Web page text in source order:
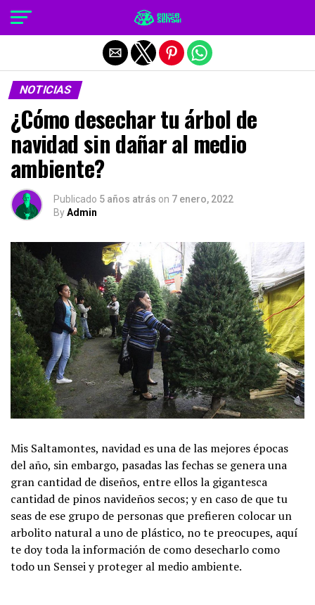
NOTICIAS
¿Cómo desechar tu árbol de
navidad sin dañar al medio
ambiente?
Publicado 5 años atrás on 7 enero, 2022
ByAdmin
Mis Saltamontes, navidad es una de las mejores épocas
del año, sin embargo, pasadas las fechas se genera una
gran cantidad de diseños, entre ellos la gigantesca
cantidad de pinos navideños secos; y en caso de que tu
seas de ese grupo de personas que prefieren colocar un
arbolito natural a uno de plástico, no te preocupes, aquí
te doy toda la información de como desecharlo como
todo un Sensei y proteger al medio ambiente.
Salir de la versión móvil